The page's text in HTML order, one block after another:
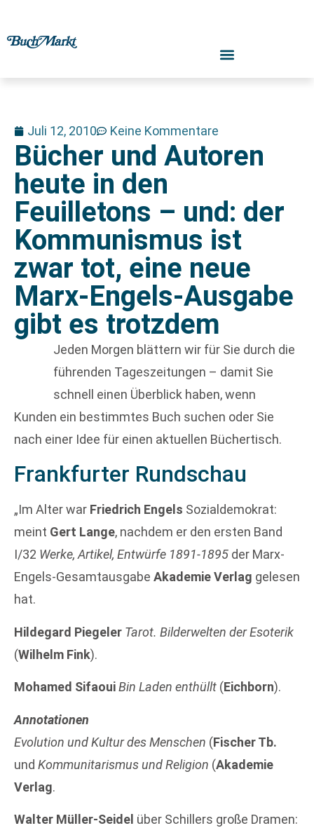
Juli 12, 2010 Keine Kommentare
Bücher und Autoren
heute in den
Feuilletons – und: der
Kommunismus ist
zwar tot, eine neue
Marx-Engels-Ausgabe
gibt es trotzdem
Jeden Morgen blättern wir für Sie durch die
führenden Tageszeitungen – damit Sie
schnell einen Überblick haben, wenn
Kunden ein bestimmtes Buch suchen oder Sie
nach einer Idee für einen aktuellen Büchertisch.
Frankfurter Rundschau
„Im Alter war Friedrich Engels Sozialdemokrat:
meint Gert Lange, nachdem er den ersten Band
I/32 Werke, Artikel, Entwürfe 1891-1895 der Marx-
Engels-Gesamtausgabe Akademie Verlag gelesen
hat.
Hildegard Piegeler Tarot. Bilderwelten der Esoterik
(Wilhelm Fink).
Mohamed SifaouiBin Laden enthüllt (Eichborn).
Annotationen
Evolution und Kultur des Menschen (Fischer Tb.
und Kommunitarismus und Religion (Akademie
Verlag.
Walter Müller-Seidel über Schillers große Dramen: